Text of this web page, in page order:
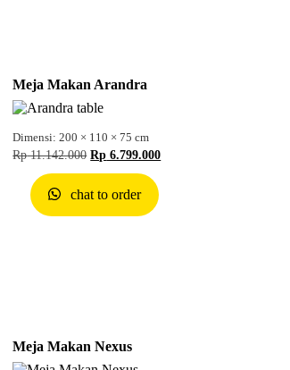
Meja Makan Arandra
Dimensi: 200 × 110 × 75 cm
Rp11.142.000 Rp 6.799.000
chat to order
Meja Makan Nexus